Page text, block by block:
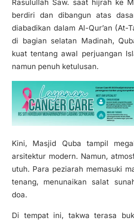
Rasulullah Saw. saat hijrah ke
berdiri dan dibangun atas
diabadikan dalam Al-Qur’an (At-
di bagian selatan Madinah,
kuat tentang awal perjuangan
namun penuh ketulusan.
‎Kini, Masjid Quba tampil
arsitektur modern. Namun,
utuh. Para peziarah memasuki
tenang, menunaikan salat
doa.
‎Di tempat ini, takwa terasa